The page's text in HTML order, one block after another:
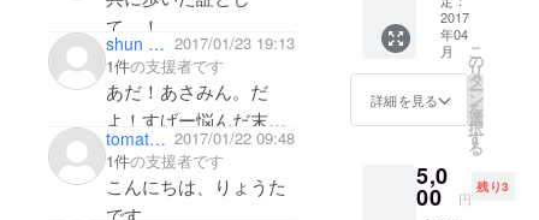
て…！
shun asami 2017/01/23 19:13
1件の支援者です
あだ！あさみん。だ
よ！すげー悩んだ末、
してあげる一番いいこ
と金額は少なくて申し
訳ない！
tomatoabsent 2017/01/22 09:48
1件の支援者です
こんにちは、りょうた
です。
話になった
この原体験
は、今の活
動を後押し
してくれて
移動シア
像はイ
メージ
です) ・
手書き
でお礼
の手紙
を書か
ださい
・ご希
望の
2017
年04
月
詳細を見る
こ
の
リ
タ
ー
ン
を
選
択
す
る
5,0
00 円
残り3